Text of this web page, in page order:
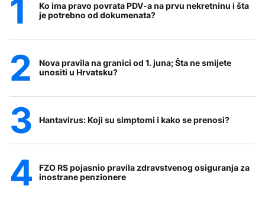
Ko ima pravo povrata PDV-a na prvu nekretninu i šta
je potrebno od dokumenata?
Nova pravila na granici od 1. juna; Šta ne smijete
unositi u Hrvatsku?
Hantavirus: Koji su simptomi i kako se prenosi?
FZO RS pojasnio pravila zdravstvenog osiguranja za
inostrane penzionere